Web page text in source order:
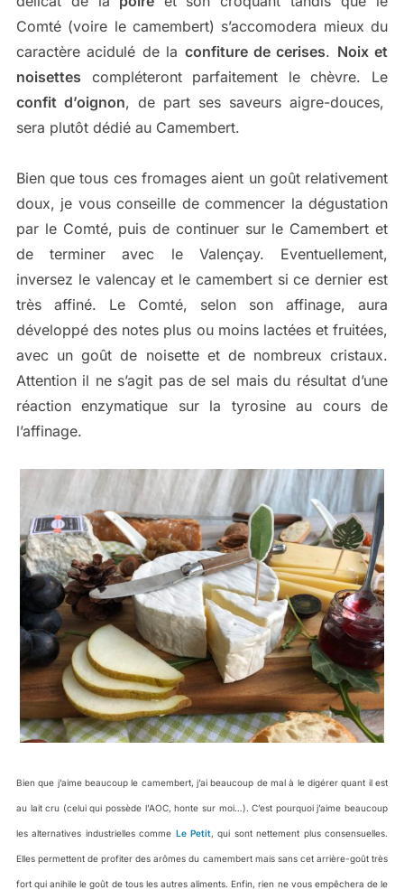
Comté (voire le camembert) s’accomodera mieux du
caractère acidulé de la confiture de cerises. Noix et
noisettes compléteront parfaitement le chèvre. Le
confit d’oignon, de part ses saveurs aigre-douces,
sera plutôt dédié au Camembert.
Bien que tous ces fromages aient un goût relativement
doux, je vous conseille de commencer la dégustation
par le Comté, puis de continuer sur le Camembert et
de terminer avec le Valençay. Eventuellement,
inversez le valencay et le camembert si ce dernier est
très affiné. Le Comté, selon son affinage, aura
développé des notes plus ou moins lactées et fruitées,
avec un goût de noisette et de nombreux cristaux.
Attention il ne s’agit pas de sel mais du résultat d’une
réaction enzymatique sur la tyrosine au cours de
l’affinage.
Bien que j’aime beaucoup le camembert, j’ai beaucoup de mal à le digérer quant il est
au lait cru (celui qui possède l’AOC, honte sur moi…). C’est pourquoi j’aime beaucoup
les alternatives industrielles comme Le Petit, qui sont nettement plus consensuelles.
Elles permettent de profiter des arômes du camembert mais sans cet arrière-goût très
fort qui anihile le goût de tous les autres aliments. Enfin, rien ne vous empêchera de le